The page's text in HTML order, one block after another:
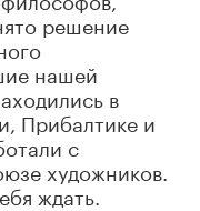
решение
нашей
в
Прибалтике и
с
художников.
ждать.